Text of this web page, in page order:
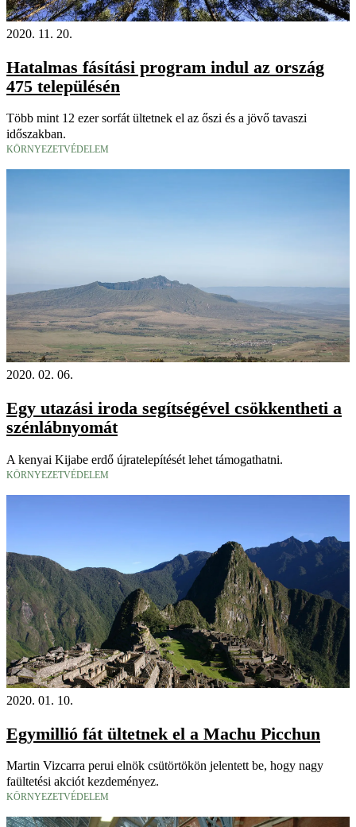
2020. 11. 20.
Hatalmas fásítási program indul az ország
475 településén
Több mint 12 ezer sorfát ültetnek el az őszi és a jövő tavaszi
időszakban.
KÖRNYEZETVÉDELEM
2020. 02. 06.
Egy utazási iroda segítségével csökkentheti a
szénlábnyomát
A kenyai Kijabe erdő újratelepítését lehet támogathatni.
KÖRNYEZETVÉDELEM
2020. 01. 10.
Egymillió fát ültetnek el a Machu Picchun
Martin Vizcarra perui elnök csütörtökön jelentett be, hogy nagy
faültetési akciót kezdeményez.
KÖRNYEZETVÉDELEM